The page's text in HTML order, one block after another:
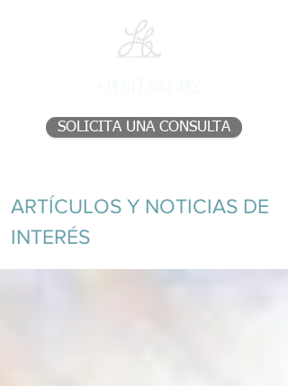
SOLICITA UNA CONSULTA
ARTÍCULOS Y NOTICIAS DE
INTERÉS